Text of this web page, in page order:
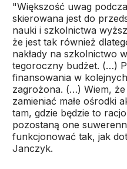
"Większość uwag
skierowana jest do
nauki i szkolnictwa
że jest tak również
nakłady na szkolnictwo
tegoroczny budżet. (…)
finansowania w
zagrożona. (…) Wiem,
zamieniać małe ośrodki
tam, gdzie będzie to
pozostaną one
funkcjonować tak, jak
Janczyk.